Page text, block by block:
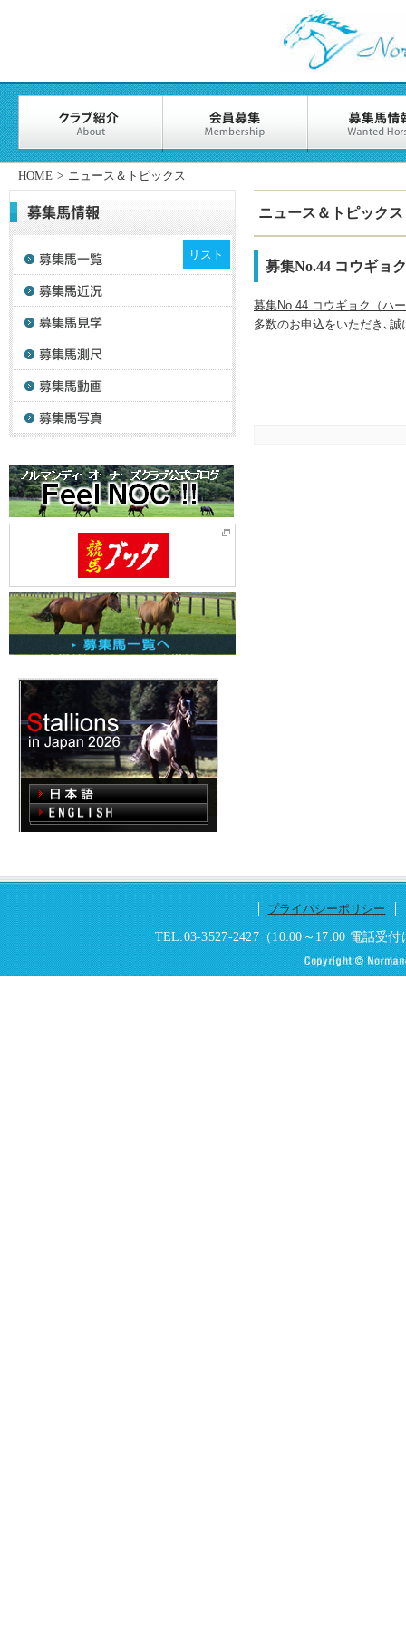
HOME > ニュース＆トピックス
リスト
ニュース＆トピックス
募集No.44 コウギョ
募集No.44 コウギョク（ハ
多数のお申込をいただき､
プライバシーポリシー
TEL:03-3527-2427（10:00～17:00 電話受